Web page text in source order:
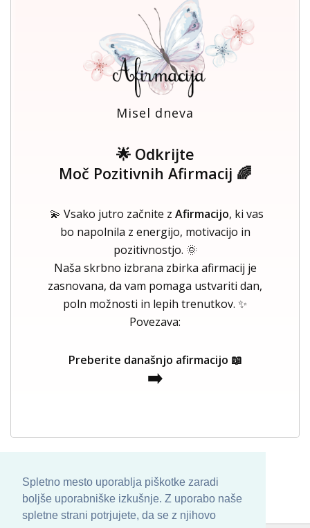
Spletno mesto uporablja piškotke zaradi
boljše uporabniške izkušnje. Z uporabo naše
spletne strani potrjujete, da se z njihovo
Misel dneva
🌟 Odkrijte
Moč Pozitivnih Afirmacij 🌈
💫 Vsako jutro začnite z Afirmacijo, ki vas
bo napolnila z energijo, motivacijo in
pozitivnostjo. 🌞
Naša skrbno izbrana zbirka afirmacij je
zasnovana, da vam pomaga ustvariti dan,
poln možnosti in lepih trenutkov. ✨
Povezava:
Preberite današnjo afirmacijo 📖
➡️